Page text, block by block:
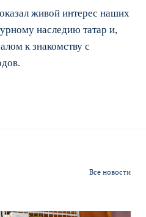
живой интерес наших
наследию татар и,
к знакомству с
Все новости